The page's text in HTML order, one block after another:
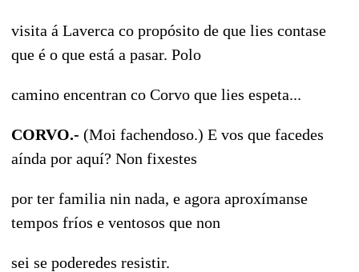
visita á Laverca co propósito de que lies contase
que é o que está a pasar. Polo
camino encentran co Corvo que lies espeta...
CORVO.- (Moi fachendoso.) E vos que facedes
aínda por aquí? Non fixestes
por ter familia nin nada, e agora aproxímanse
tempos fríos e ventosos que non
sei se poderedes resistir.